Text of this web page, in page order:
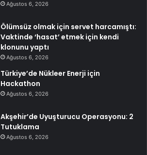
Ağustos 6, 2026
Ölümsüz olmak için servet harcamıştı:
Vaktinde ‘hasat’ etmek için kendi
klonunu yaptı
Ağustos 6, 2026
Türkiye’de Nükleer Enerji için
Hackathon
Ağustos 6, 2026
Akşehir’de Uyuşturucu Operasyonu: 2
Tutuklama
Ağustos 6, 2026